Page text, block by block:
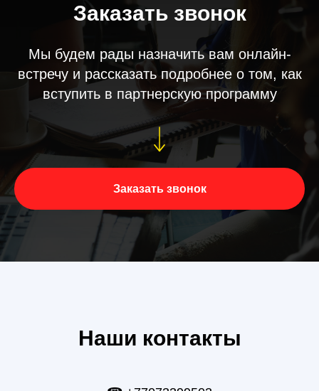
Заказать звонок
Мы будем рады назначить вам онлайн-
встречу и рассказать подробнее о том, как
вступить в партнерскую программу
Заказать звонок
Наши контакты